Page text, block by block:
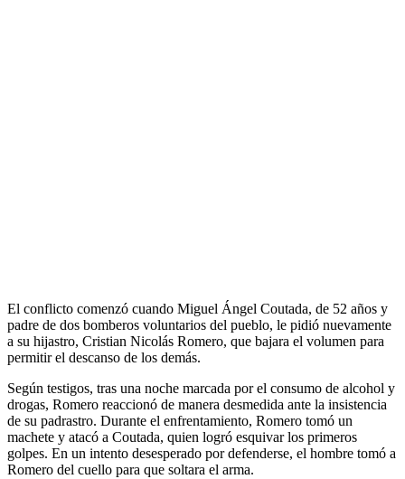
El conflicto comenzó cuando Miguel Ángel Coutada, de 52 años y
padre de dos bomberos voluntarios del pueblo, le pidió nuevamente
a su hijastro, Cristian Nicolás Romero, que bajara el volumen para
permitir el descanso de los demás.
Según testigos, tras una noche marcada por el consumo de alcohol y
drogas, Romero reaccionó de manera desmedida ante la insistencia
de su padrastro. Durante el enfrentamiento, Romero tomó un
machete y atacó a Coutada, quien logró esquivar los primeros
golpes. En un intento desesperado por defenderse, el hombre tomó a
Romero del cuello para que soltara el arma.